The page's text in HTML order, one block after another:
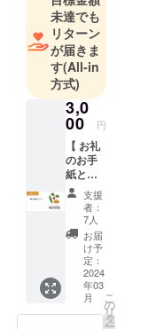
未達でも
リターン
が届きま
す(All-in
方式)
3,0
00 円
【 お礼
のお手
紙と活
動報告
】 ●活
動報告
メール
Boonie
sを応援
する
よ！の
お気持
ちコー
支援
者：
7人
お届
け予
定：
2024
年03
月
こ
の
リ
タ